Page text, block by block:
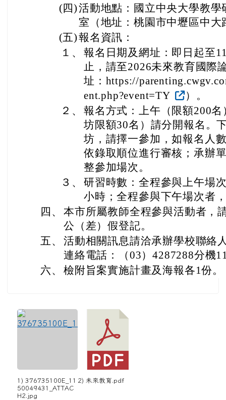
(四)活動地點：國立中央大學教
室（地址：桃園市中壢區中大
(五)報名資訊：
１、 報名日期及網址：即日起至
止，請至2026未來教育國際
址：https://
ent.php?event=TY
）。
２、 報名方式：上午（限額200
坊限額30名）請分開報名。
坊，請擇一參加，如報名人
依錄取順位進行審核；承辦
整參加場次。
３、 研習時數：全程參與上午場
小時；全程參與下午場次者
四、 本市所屬教師全程參與活動者，
公（差）假登記。
五、 活動相關訊息請洽承辦學校聯絡
連絡電話：（03）4287288分機
六、 檢附旨案實施計畫及海報各1份。
1) 376735100E_11
50049431_ATTAC
H2.jpg
2) 未來教育.pdf